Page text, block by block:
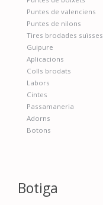
Puntes de valenciens
Puntes de nilons
Tires brodades suïsses
Guipure
Aplicacions
Colls brodats
Labors
Cintes
Passamaneria
Adorns
Botons
Botiga